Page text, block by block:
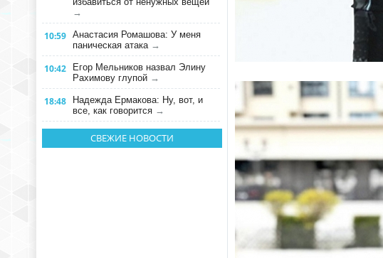
→
10:59 Анастасия Ромашова: У меня
паническая атака →
10:42
Егор Мельников назвал Элину
Рахимову глупой →
18:48
Надежда Ермакова: Ну, вот, и
все, как говорится →
СВЕЖИЕ НОВОСТИ